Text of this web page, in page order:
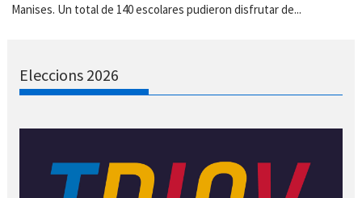
Manises. Un total de 140 escolares pudieron disfrutar de...
Eleccions 2026